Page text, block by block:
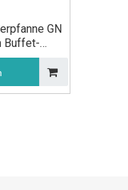
GN
Buffet-